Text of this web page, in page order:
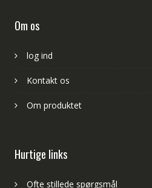
Om os
log ind
Kontakt os
Om produktet
Hurtige links
Ofte stillede spørgsmål